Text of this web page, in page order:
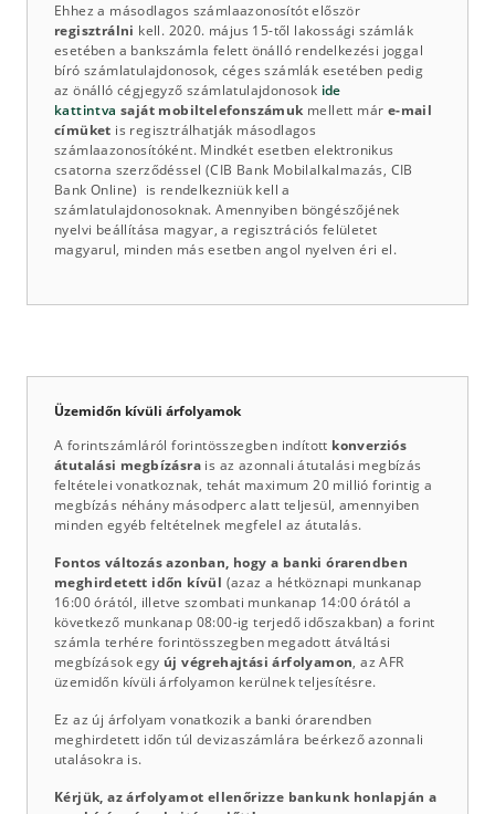
Ehhez a másodlagos számlaazonosítót először
regisztrálni kell. 2020. május 15-től lakossági számlák
esetében a bankszámla felett önálló rendelkezési joggal
bíró számlatulajdonosok, céges számlák esetében pedig
az önálló cégjegyző számlatulajdonosok ide
kattintva saját mobiltelefonszámuk mellett már e-mail
címüket is regisztrálhatják másodlagos
számlaazonosítóként. Mindkét esetben elektronikus
csatorna szerződéssel (CIB Bank Mobilalkalmazás, CIB
Bank Online) is rendelkezniük kell a
számlatulajdonosoknak. Amennyiben böngészőjének
nyelvi beállítása magyar, a regisztrációs felületet
magyarul, minden más esetben angol nyelven éri el.
Üzemidőn kívüli árfolyamok
A forintszámláról forintösszegben indított konverziós
átutalási megbízásra is az azonnali átutalási megbízás
feltételei vonatkoznak, tehát maximum 20 millió forintig a
megbízás néhány másodperc alatt teljesül, amennyiben
minden egyéb feltételnek megfelel az átutalás.
Fontos változás azonban, hogy a banki órarendben
meghirdetett időn kívül (azaz a hétköznapi munkanap
16:00 órától, illetve szombati munkanap 14:00 órától a
következő munkanap 08:00-ig terjedő időszakban) a forint
számla terhére forintösszegben megadott átváltási
megbízások egy új végrehajtási árfolyamon, az AFR
üzemidőn kívüli árfolyamon kerülnek teljesítésre.
Ez az új árfolyam vonatkozik a banki órarendben
meghirdetett időn túl devizaszámlára beérkező azonnali
utalásokra is.
Kérjük, az árfolyamot ellenőrizze bankunk honlapján a